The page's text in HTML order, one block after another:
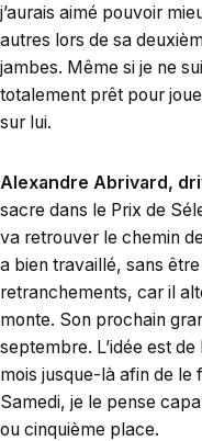
j’aurais aimé pouvoir
autres lors de sa
jambes. Même si je ne
totalement prêt pour
sur lui.
Alexandre Abrivard,
sacre dans le Prix de
va retrouver le chemin
a bien travaillé, sans
retranchements, car il
monte. Son prochain
septembre. L’idée est
mois jusque-là afin de le
Samedi, je le pense
ou cinquième place.